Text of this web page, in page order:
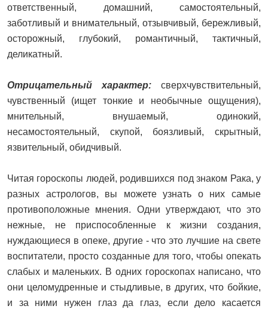
ответственный, домашний, самостоятельный,
заботливый и внимательный, отзывчивый, бережливый,
осторожный, глубокий, романтичный, тактичный,
деликатный.
Отрицательный характер: сверхчувствительный,
чувственный (ищет тонкие и необычные ощущения),
мнительный, внушаемый, одинокий,
несамостоятельный, скупой, боязливый, скрытный,
язвительный, обидчивый.
Читая гороскопы людей, родившихся под знаком Рака, у
разных астрологов, вы можете узнать о них самые
противоположные мнения. Одни утверждают, что это
нежные, не приспособленные к жизни создания,
нуждающиеся в опеке, другие - что это лучшие на свете
воспитатели, просто созданные для того, чтобы опекать
слабых и маленьких. В одних гороскопах написано, что
они целомудренные и стыдливые, в других, что бойкие,
и за ними нужен глаз да глаз, если дело касается